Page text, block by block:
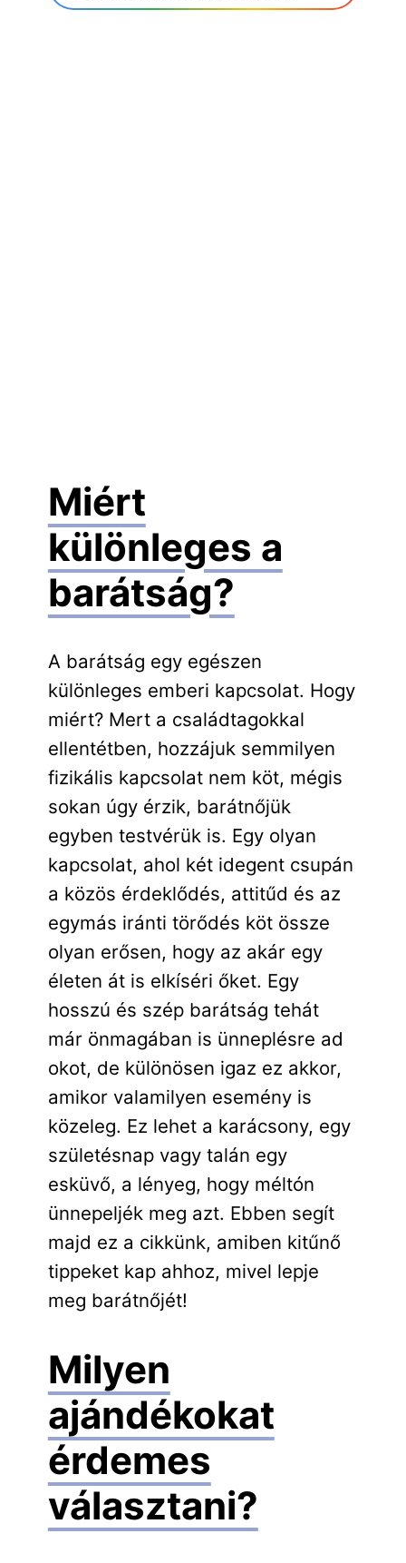
Miért
különleges a
barátság?
A barátság egy egészen
különleges emberi kapcsolat. Hogy
miért? Mert a családtagokkal
ellentétben, hozzájuk semmilyen
fizikális kapcsolat nem köt, mégis
sokan úgy érzik, barátnőjük
egyben testvérük is. Egy olyan
kapcsolat, ahol két idegent csupán
a közös érdeklődés, attitűd és az
egymás iránti törődés köt össze
olyan erősen, hogy az akár egy
életen át is elkíséri őket. Egy
hosszú és szép barátság tehát
már önmagában is ünneplésre ad
okot, de különösen igaz ez akkor,
amikor valamilyen esemény is
közeleg. Ez lehet a karácsony, egy
születésnap vagy talán egy
esküvő, a lényeg, hogy méltón
ünnepeljék meg azt. Ebben segít
majd ez a cikkünk, amiben kitűnő
tippeket kap ahhoz, mivel lepje
meg barátnőjét!
Milyen
ajándékokat
érdemes
választani?